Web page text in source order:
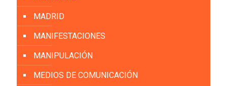
MADRID
MANIFESTACIONES
MANIPULACIÓN
MEDIOS DE COMUNICACIÓN